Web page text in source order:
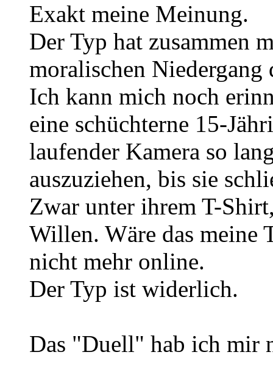
Exakt meine Meinung.
Der Typ hat zusammen
moralischen
Ich kann mich noch
eine schüchterne 15-
laufender Kamera so
auszuziehen, bis sie
Zwar unter ihrem T-
Willen. Wäre das meine
nicht mehr online.
Der Typ ist widerlich.
Das "Duell" hab ich mir